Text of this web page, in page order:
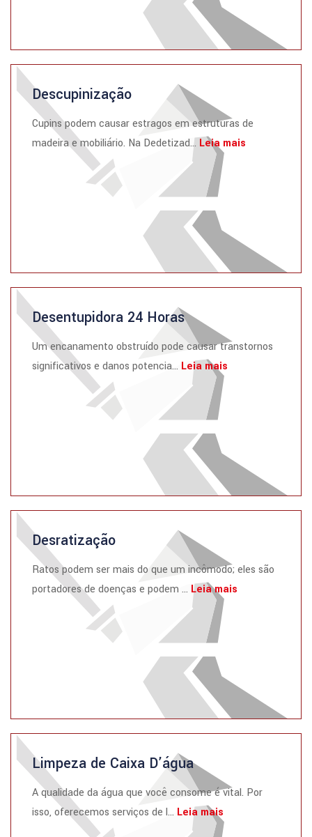
Descupinização
Cupins podem causar estragos em estruturas de
madeira e mobiliário. Na Dedetizad... Leia mais
Desentupidora 24 Horas
Um encanamento obstruído pode causar transtornos
significativos e danos potencia... Leia mais
Desratização
Ratos podem ser mais do que um incômodo; eles são
portadores de doenças e podem ... Leia mais
Limpeza de Caixa D’água
A qualidade da água que você consome é vital. Por
isso, oferecemos serviços de l... Leia mais